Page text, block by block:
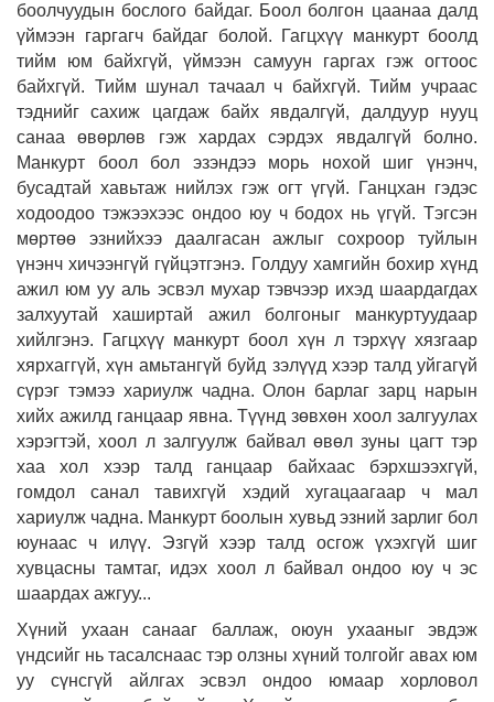
боолчуудын бослого байдаг. Боол болгон цаанаа далд
үймээн гаргагч байдаг болой. Гагцхүү манкурт боолд
тийм юм байхгүй, үймээн самуун гаргах гэж огтоос
байхгүй. Тийм шунал тачаал ч байхгүй. Тийм учраас
тэднийг сахиж цагдаж байх явдалгүй, далдуур нууц
санаа өвөрлөв гэж хардах сэрдэх явдалгүй болно.
Манкурт боол бол эзэндээ морь нохой шиг үнэнч,
бусадтай хавьтаж нийлэх гэж огт үгүй. Ганцхан гэдэс
ходоодоо тэжээхээс ондоо юу ч бодох нь үгүй. Тэгсэн
мөртөө эзнийхээ даалгасан ажлыг сохроор туйлын
үнэнч хичээнгүй гүйцэтгэнэ. Голдуу хамгийн бохир хүнд
ажил юм уу аль эсвэл мухар тэвчээр ихэд шаардагдах
залхуутай хаширтай ажил болгоныг манкуртуудаар
хийлгэнэ. Гагцхүү манкурт боол хүн л тэрхүү хязгаар
хярхаггүй, хүн амьтангүй буйд зэлүүд хээр талд уйгагүй
сүрэг тэмээ хариулж чадна. Олон барлаг зарц нарын
хийх ажилд ганцаар явна. Түүнд зөвхөн хоол залгуулах
хэрэгтэй, хоол л залгуулж байвал өвөл зуны цагт тэр
хаа хол хээр талд ганцаар байхаас бэрхшээхгүй,
гомдол санал тавихгүй хэдий хугацаагаар ч мал
хариулж чадна. Манкурт боолын хувьд эзний зарлиг бол
юунаас ч илүү. Эзгүй хээр талд осгож үхэхгүй шиг
хувцасны тамтаг, идэх хоол л байвал ондоо юу ч эс
шаардах ажгуу...
Хүний ухаан санааг баллаж, оюун ухааныг эвдэж
үндсийг нь тасалснаас тэр олзны хүний толгойг авах юм
уу сүнсгүй айлгах эсвэл ондоо юмаар хорловол